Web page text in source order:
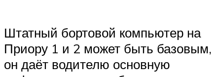
Штатный бортовой компьютер на
Приору 1 и 2 может быть базовым,
он даёт водителю основную